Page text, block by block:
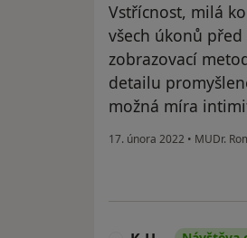
Vstřícnost, milá
všech úkonů
zobrazovací
detailu
možná míra
17. února 2022 • MUDr.